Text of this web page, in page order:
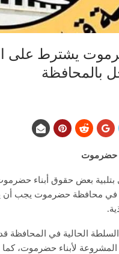
يشترط على
بالمحافظة
_ حضرموت
بتلبية بعض حقوق أبناء
محافظة حضرموت يجب أن
الحالية في المحافظة
لأبناء حضرموت،